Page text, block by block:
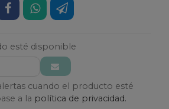
esté disponible
cuando el producto esté
a la política de privacidad.